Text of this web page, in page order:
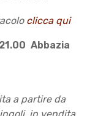
clicca qui
Abbazia
a partire da